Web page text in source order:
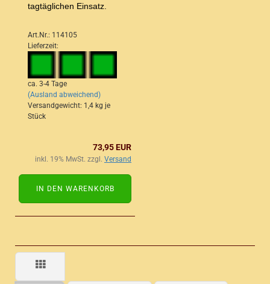
tagtäglichen Einsatz.
Art.Nr.: 114105
Lieferzeit:
ca. 3-4 Tage
(Ausland abweichend)
Versandgewicht: 1,4 kg je
Stück
73,95 EUR
inkl. 19% MwSt. zzgl. Versand
IN DEN WARENKORB